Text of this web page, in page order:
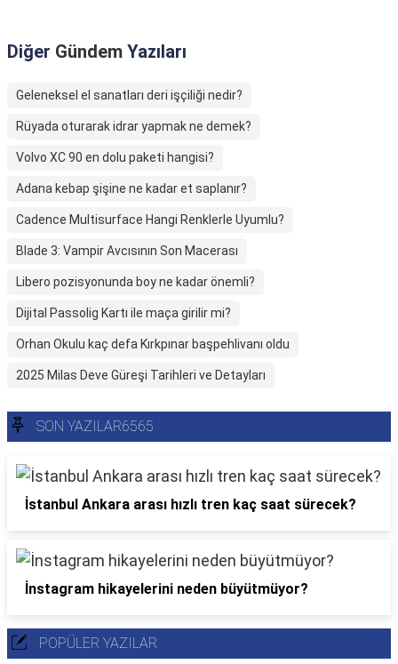
Diğer Gündem Yazıları
Geleneksel el sanatları deri işçiliği nedir?
Rüyada oturarak idrar yapmak ne demek?
Volvo XC 90 en dolu paketi hangisi?
Adana kebap şişine ne kadar et saplanır?
Cadence Multisurface Hangi Renklerle Uyumlu?
Blade 3: Vampir Avcısının Son Macerası
Libero pozisyonunda boy ne kadar önemli?
Dijital Passolig Kartı ile maça girilir mi?
Orhan Okulu kaç defa Kırkpınar başpehlivanı oldu
2025 Milas Deve Güreşi Tarihleri ve Detayları
SON YAZILAR6565
İstanbul Ankara arası hızlı tren kaç saat sürecek?
İnstagram hikayelerini neden büyütmüyor?
POPÜLER YAZILAR